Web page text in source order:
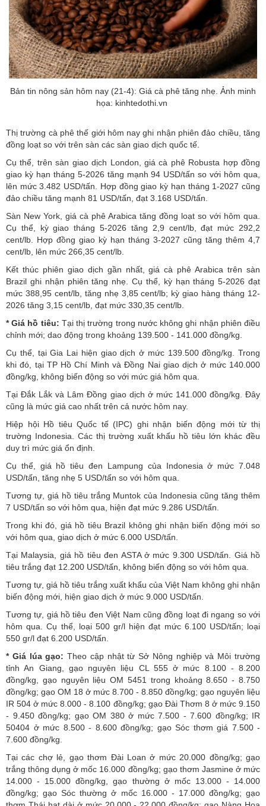
Bản tin nông sản hôm nay (21-4): Giá cà phê tăng nhẹ. Ảnh minh
họa: kinhtedothi.vn
Thị trường cà phê thế giới hôm nay ghi nhận phiên đảo chiều, tăng
đồng loạt so với trên sàn các sàn giao dịch quốc tế.
Cụ thể, trên sàn giao dịch London, giá cà phê Robusta hợp đồng
giao kỳ hạn tháng 5-2026 tăng mạnh 94 USD/tấn so với hôm qua,
lên mức 3.482 USD/tấn. Hợp đồng giao kỳ hạn tháng 1-2027 cũng
đảo chiều tăng mạnh 81 USD/tấn, đạt 3.168 USD/tấn.
Sàn New York, giá cà phê Arabica tăng đồng loạt so với hôm qua.
Cụ thể, kỳ giao tháng 5-2026 tăng 2,9 cent/lb, đạt mức 292,2
cent/lb. Hợp đồng giao kỳ hạn tháng 3-2027 cũng tăng thêm 4,7
cent/lb, lên mức 266,35 cent/lb.
Kết thúc phiên giao dịch gần nhất, giá cà phê Arabica trên sàn
Brazil ghi nhận phiên tăng nhẹ. Cụ thể, kỳ hạn tháng 5-2026 đạt
mức 388,95 cent/lb, tăng nhẹ 3,85 cent/lb; kỳ giao hàng tháng 12-
2026 tăng 3,15 cent/lb, đạt mức 330,35 cent/lb.
*Giá hồ tiêu: Tại thị trường trong nước không ghi nhận phiên điều
chỉnh mới; dao động trong khoảng 139.500 - 141.000 đồng/kg.
Cụ thể, tại Gia Lai hiện giao dịch ở mức 139.500 đồng/kg. Trong
khi đó, tại TP Hồ Chí Minh và Đồng Nai giao dịch ở mức 140.000
đồng/kg, không biến động so với mức giá hôm qua.
Tại Đắk Lắk và Lâm Đồng giao dịch ở mức 141.000 đồng/kg. Đây
cũng là mức giá cao nhất trên cả nước hôm nay.
Hiệp hội Hồ tiêu Quốc tế (IPC) ghi nhận biến động mới từ thị
trường Indonesia. Các thị trường xuất khẩu hồ tiêu lớn khác đều
duy trì mức giá ổn định.
Cụ thể, giá hồ tiêu đen Lampung của Indonesia ở mức 7.048
USD/tấn, tăng nhẹ 5 USD/tấn so với hôm qua.
Tương tự, giá hồ tiêu trắng Muntok của Indonesia cũng tăng thêm
7 USD/tấn so với hôm qua, hiện đạt mức 9.286 USD/tấn.
Trong khi đó, giá hồ tiêu Brazil không ghi nhận biến động mới so
với hôm qua, giao dịch ở mức 6.000 USD/tấn.
Tại Malaysia, giá hồ tiêu đen ASTA ở mức 9.300 USD/tấn. Giá hồ
tiêu trắng đạt 12.200 USD/tấn, không biến động so với hôm qua.
Tương tự, giá hồ tiêu trắng xuất khẩu của Việt Nam không ghi nhận
biến động mới, hiện giao dịch ở mức 9.000 USD/tấn.
Tương tự, giá hồ tiêu đen Việt Nam cũng đồng loạt đi ngang so với
hôm qua. Cụ thể, loại 500 gr/l hiện đạt mức 6.100 USD/tấn; loại
550 gr/l đạt 6.200 USD/tấn.
* Giá lúa gạo: Theo cập nhật từ Sở Nông nghiệp và Môi trường
tỉnh An Giang, gạo nguyên liệu CL 555 ở mức 8.100 - 8.200
đồng/kg, gạo nguyên liệu OM 5451 trong khoảng 8.650 - 8.750
đồng/kg; gạo OM 18 ở mức 8.700 - 8.850 đồng/kg; gạo nguyên liệu
IR 504 ở mức 8.000 - 8.100 đồng/kg; gạo Đài Thơm 8 ở mức 9.150
- 9.450 đồng/kg; gạo OM 380 ở mức 7.500 - 7.600 đồng/kg; IR
50404 ở mức 8.500 - 8.600 đồng/kg; gạo Sóc thơm giá 7.500 -
7.600 đồng/kg.
Tại các chợ lẻ, gạo thơm Đài Loan ở mức 20.000 đồng/kg; gạo
trắng thông dụng ở mốc 16.000 đồng/kg; gạo thơm Jasmine ở mức
14.000 - 15.000 đồng/kg, gạo thường ở mốc 13.000 - 14.000
đồng/kg; gạo Sóc thường ở mốc 16.000 - 17.000 đồng/kg; gạo